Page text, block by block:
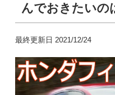
んでおきたい
最終更新日 2021/12/24